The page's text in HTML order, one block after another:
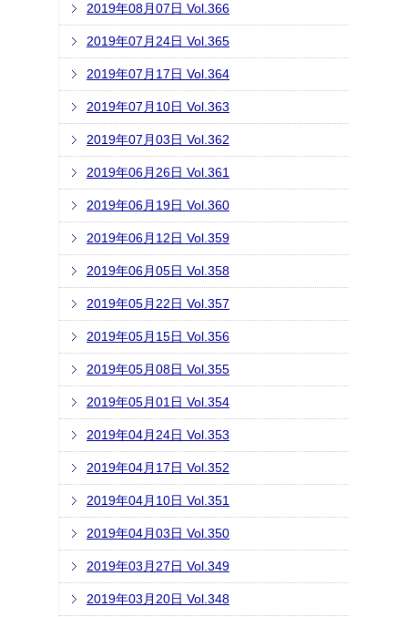
2019年08月07日 Vol.366
2019年07月24日 Vol.365
2019年07月17日 Vol.364
2019年07月10日 Vol.363
2019年07月03日 Vol.362
2019年06月26日 Vol.361
2019年06月19日 Vol.360
2019年06月12日 Vol.359
2019年06月05日 Vol.358
2019年05月22日 Vol.357
2019年05月15日 Vol.356
2019年05月08日 Vol.355
2019年05月01日 Vol.354
2019年04月24日 Vol.353
2019年04月17日 Vol.352
2019年04月10日 Vol.351
2019年04月03日 Vol.350
2019年03月27日 Vol.349
2019年03月20日 Vol.348